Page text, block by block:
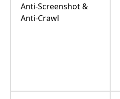
Anti-Screenshot &
Anti-Crawl